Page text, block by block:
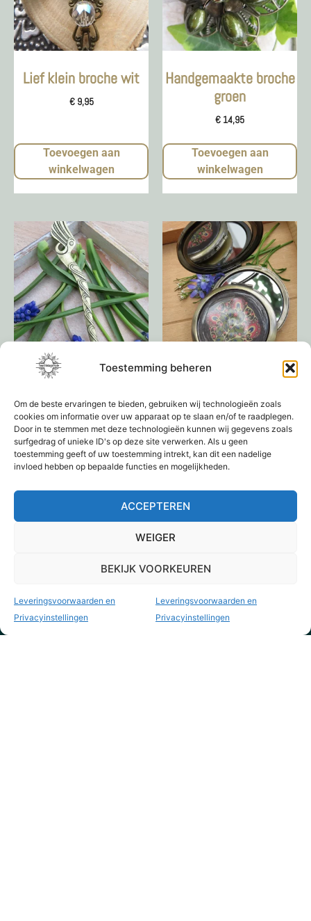
Toestemming beheren
Om de beste ervaringen te bieden, gebruiken wij technologieën zoals
cookies om informatie over uw apparaat op te slaan en/of te raadplegen.
Door in te stemmen met deze technologieën kunnen wij gegevens zoals
surfgedrag of unieke ID's op deze site verwerken. Als u geen
toestemming geeft of uw toestemming intrekt, kan dit een nadelige
invloed hebben op bepaalde functies en mogelijkheden.
ACCEPTEREN
WEIGER
BEKIJK VOORKEUREN
Leveringsvoorwaarden en
Privacyinstellingen
Leveringsvoorwaarden en
Privacyinstellingen
Lief klein broche wit
€9,95
Toevoegen aan
winkelwagen
Handgemaakte broche
groen
€ 14,95
Toevoegen aan
winkelwagen
€9,95
Toevoegen aan
winkelwagen
Make-Up spiegeltje
€9,95
Toevoegen aan
winkelwagen
1 2 3 4 →